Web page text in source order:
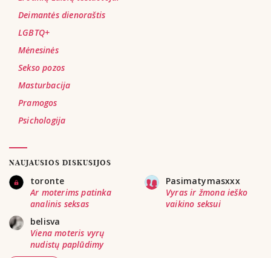
Deimantės dienoraštis
LGBTQ+
Mėnesinės
Sekso pozos
Masturbacija
Pramogos
Psichologija
NAUJAUSIOS DISKUSIJOS
toronte
Ar moterims patinka
analinis seksas
Pasimatymasxxx
Vyras ir žmona ieško
vaikino seksui
belisva
Viena moteris vyrų
nudistų paplūdimy